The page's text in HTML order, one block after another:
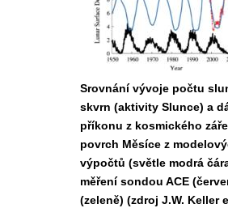
Srovnání vývoje počtu
skvrn (aktivity Slunce) a
příkonu z kosmického
povrch Měsíce z
výpočtů (světle modrá
měření sondou ACE
(zeleně) (zdroj J.W. Keller